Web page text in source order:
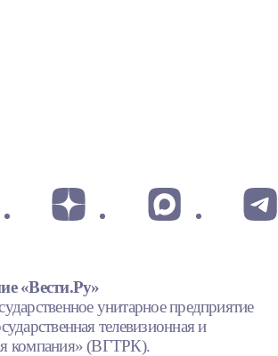
«Вести.Ру»
унитарное предприятие
телевизионная и
компания» (ВГТРК).